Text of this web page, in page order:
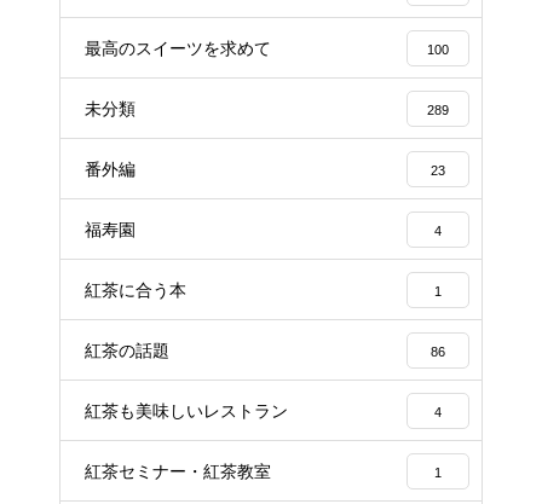
最高のスイーツを求めて 100
未分類 289
番外編 23
福寿園 4
紅茶に合う本 1
紅茶の話題 86
紅茶も美味しいレストラン 4
紅茶セミナー・紅茶教室 1